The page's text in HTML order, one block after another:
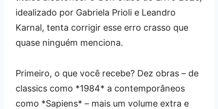
idealizado por Gabriela Prioli e Leandro
Karnal, tenta corrigir esse erro crasso que
quase ninguém menciona.
Primeiro, o que você recebe? Dez obras – de
classics como *1984* a contemporâneos
como *Sapiens* – mais um volume extra e